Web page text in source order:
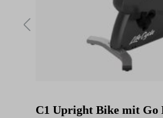
C1 Upright Bike mit Go